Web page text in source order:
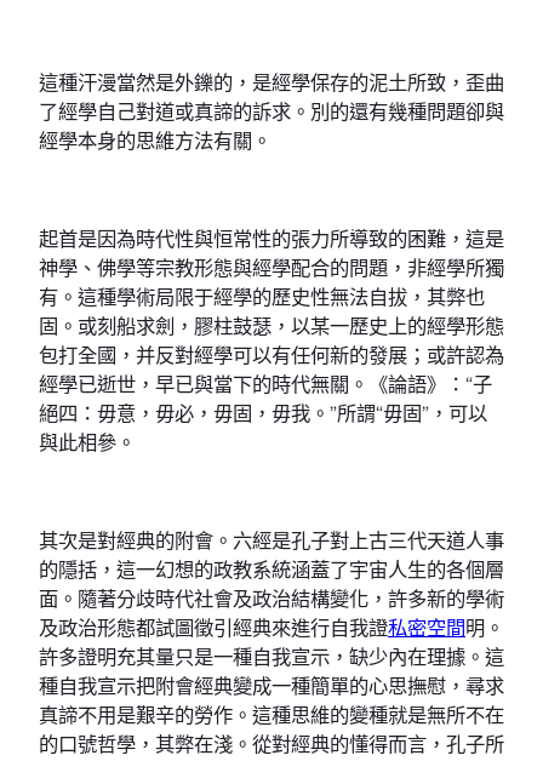
這種汗漫當然是外鑠的，是經學保存的泥土所致，歪曲
了經學自己對道或真諦的訴求。別的還有幾種問題卻與
經學本身的思維方法有關。
起首是因為時代性與恒常性的張力所導致的困難，這是
神學、佛學等宗教形態與經學配合的問題，非經學所獨
有。這種學術局限于經學的歷史性無法自拔，其弊也
固。或刻船求劍，膠柱鼓瑟，以某一歷史上的經學形態
包打全國，并反對經學可以有任何新的發展；或許認為
經學已逝世，早已與當下的時代無關。《論語》：“子
絕四：毋意，毋必，毋固，毋我。”所謂“毋固”，可以
與此相參。
其次是對經典的附會。六經是孔子對上古三代天道人事
的隱括，這一幻想的政教系統涵蓋了宇宙人生的各個層
面。隨著分歧時代社會及政治結構變化，許多新的學術
及政治形態都試圖徵引經典來進行自我證私密空間明。
許多證明充其量只是一種自我宣示，缺少內在理據。這
種自我宣示把附會經典變成一種簡單的心思撫慰，尋求
真諦不用是艱辛的勞作。這種思維的變種就是無所不在
的口號哲學，其弊在淺。從對經典的懂得而言，孔子所